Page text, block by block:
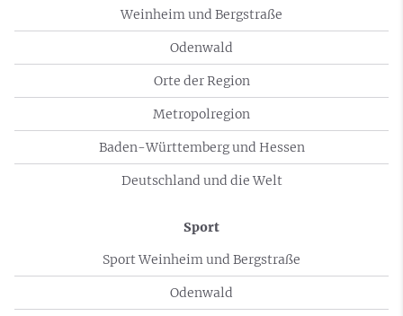
Weinheim und Bergstraße
Odenwald
Orte der Region
Metropolregion
Baden-Württemberg und Hessen
Deutschland und die Welt
Sport
Sport Weinheim und Bergstraße
Odenwald